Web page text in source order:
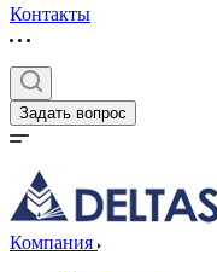
Контакты
Задать вопрос
Компания